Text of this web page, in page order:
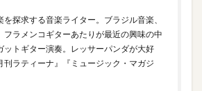
探求する音楽ライター。ブラジル音楽、
フラメンコギターあたりが最近の興味の中
ットギター演奏。レッサーパンダが大好
刊ラティーナ』『ミュージック・マガジ